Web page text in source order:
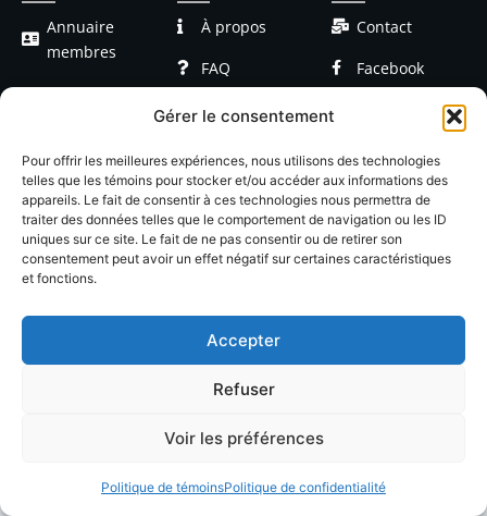
Gérer le consentement
Pour offrir les meilleures expériences, nous utilisons des technologies
telles que les témoins pour stocker et/ou accéder aux informations des
appareils. Le fait de consentir à ces technologies nous permettra de
traiter des données telles que le comportement de navigation ou les ID
uniques sur ce site. Le fait de ne pas consentir ou de retirer son
consentement peut avoir un effet négatif sur certaines caractéristiques
et fonctions.
Accepter
Refuser
Voir les préférences
Politique de témoinsPolitique de confidentialité
Annuaire
membres
Devenir
Blog / Articles
À propos
FAQ
Formations
Événements
Contact
Facebook
Confidentialté